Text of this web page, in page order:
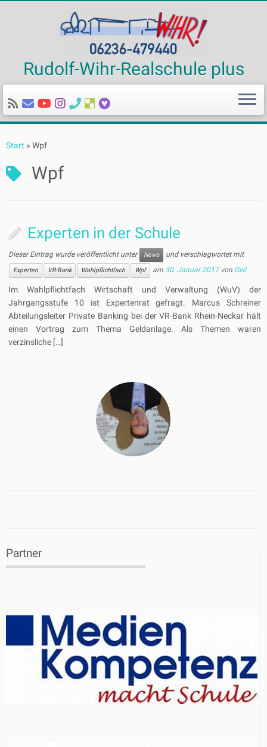
Inhalt
Rudolf-Wihr-Realschule plus
Start » Wpf
Wpf
Experten in der Schule
Dieser Eintrag wurde veröffentlicht unter News und verschlagwortet mit
Experten VR-Bank Wahlpflichtfach Wpf am 30. Januar 2017 von Geil
Im Wahlpflichtfach Wirtschaft und Verwaltung (WuV) der
Jahrgangsstufe 10 ist Expertenrat gefragt. Marcus Schreiner
Abteilungsleiter Private Banking bei der VR-Bank Rhein-Neckar hält
einen Vortrag zum Thema Geldanlage. Als Themen waren
verzinsliche […]
Partner